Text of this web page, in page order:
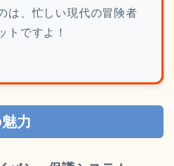
は、忙しい現代の冒険者
トですよ！
力